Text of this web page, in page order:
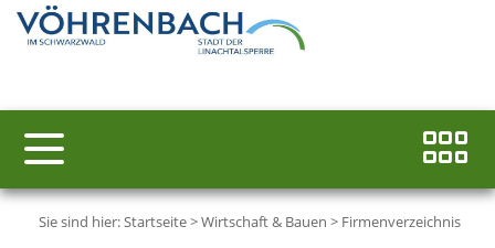
Sie sind hier:Startseite>Wirtschaft & Bauen > Firmenverzeichnis